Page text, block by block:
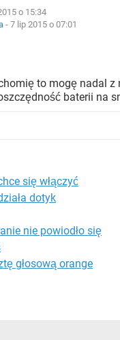
WHATSAPP
NETFLIX
FACEBOOK
o 15:34
- 7 lip 2015 o 07:01
to mogę nadal z
baterii na
się włączyć
dotyk
nie powiodło się
głosową orange